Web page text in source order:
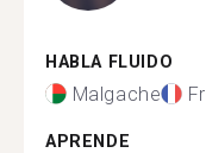
HABLA FLUIDO
Malgache
APRENDE